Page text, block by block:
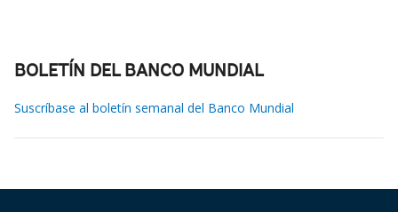
BOLETÍN DEL BANCO MUNDIAL
Suscríbase al boletín semanal del Banco Mundial